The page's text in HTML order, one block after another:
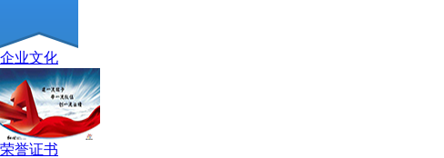
企业文化
荣誉证书